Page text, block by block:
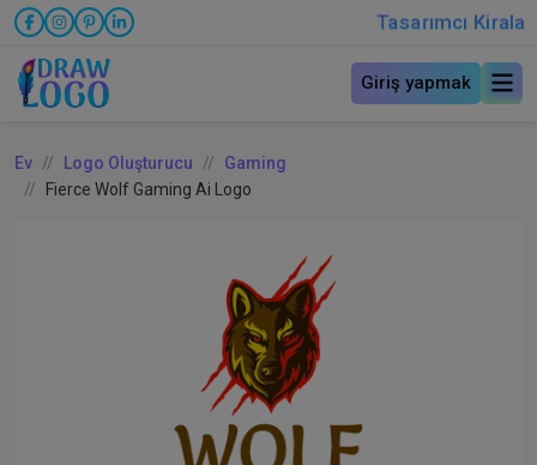
Tasarımcı Kirala
Giriş yapmak
Ev Logo Oluşturucu
Gaming
Fierce Wolf Gaming Ai Logo